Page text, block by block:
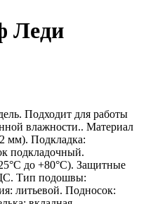
Леди
Подходит для работы
влажности.. Материал
мм). Подкладка:
подкладочный.
до +80°C). Защитные
Тип подошвы:
литьевой. Подносок: